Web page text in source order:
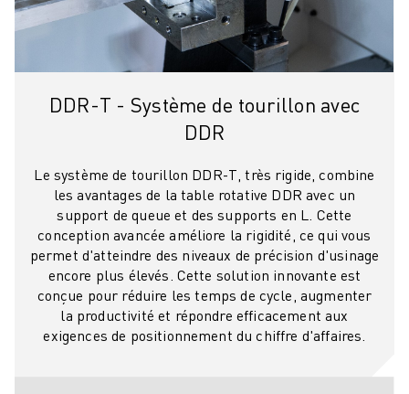
DDR-T - Système de tourillon avec
DDR
Le système de tourillon DDR-T, très rigide, combine
les avantages de la table rotative DDR avec un
support de queue et des supports en L. Cette
conception avancée améliore la rigidité, ce qui vous
permet d'atteindre des niveaux de précision d'usinage
encore plus élevés. Cette solution innovante est
conçue pour réduire les temps de cycle, augmenter
la productivité et répondre efficacement aux
exigences de positionnement du chiffre d'affaires.